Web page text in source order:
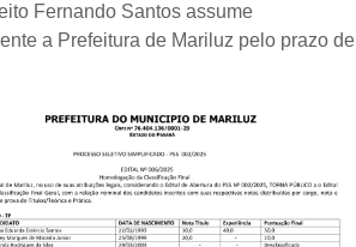
Fernando Santos assume
a Prefeitura de Mariluz pelo prazo de